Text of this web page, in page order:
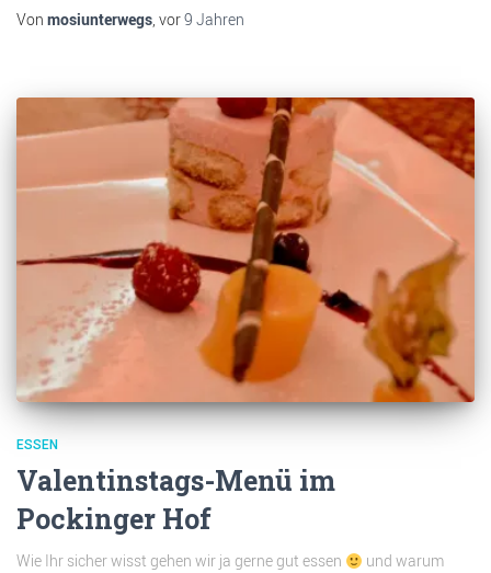
Von mosiunterwegs , vor9 Jahren
ESSEN
Valentinstags-Menü im
Pockinger Hof
Wie Ihr sicher wisst gehen wir ja gerne gut essen
und warum